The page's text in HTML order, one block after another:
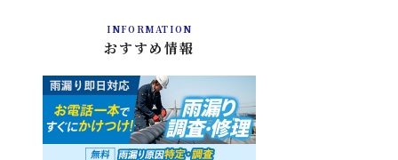
INFORMATION
おすすめ情報